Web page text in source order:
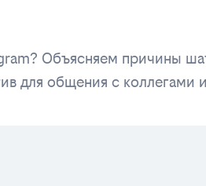
Объясняем причины
для общения с коллегами